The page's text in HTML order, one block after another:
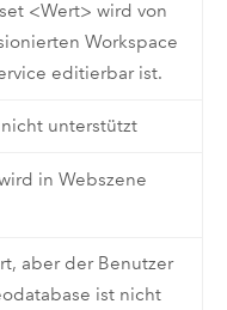
<Wert> wird von
Workspace
editierbar ist.
unterstützt
in Webszene
aber der Benutzer
ist nicht